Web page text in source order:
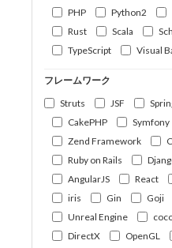
PHP
Python2
Rust
Scala
TypeScript
Visual
フレームワーク
Struts
JSF
CakePHP
Symfony
Zend Framework
Ruby on Rails
AngularJS
React
iris
Gin Goji
Unreal Engine
DirectX
OpenGL